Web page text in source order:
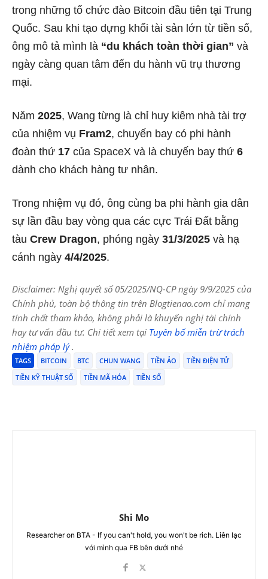
trong những tổ chức đào Bitcoin đầu tiên tại Trung
Quốc. Sau khi tạo dựng khối tài sản lớn từ tiền số,
ông mô tả mình là “du khách toàn thời gian” và
ngày càng quan tâm đến du hành vũ trụ thương
mại.
Năm 2025, Wang từng là chỉ huy kiêm nhà tài trợ
của nhiệm vụ Fram2, chuyến bay có phi hành
đoàn thứ 17 của SpaceX và là chuyến bay thứ 6
dành cho khách hàng tư nhân.
Trong nhiệm vụ đó, ông cùng ba phi hành gia dân
sự lần đầu bay vòng qua các cực Trái Đất bằng
tàu Crew Dragon, phóng ngày 31/3/2025 và hạ
cánh ngày 4/4/2025.
Disclaimer: Nghị quyết số 05/2025/NQ-CP ngày 9/9/2025 của
Chính phủ, toàn bộ thông tin trên Blogtienao.com chỉ mang
tính chất tham khảo, không phải là khuyến nghị tài chính
hay tư vấn đầu tư. Chi tiết xem tại Tuyên bố miễn trừ trách
nhiệm pháp lý.
TAGS BITCOIN BTC CHUN WANG TIỀN ẢO
TIỀN ĐIỆN TỬ
TIỀN KỸ THUẬT SỐ
TIỀN MÃ HÓA TIỀN SỐ
Shi Mo
Researcher on BTA - If you can't hold, you won't be rich. Liên lạc
với mình qua FB bên dưới nhé